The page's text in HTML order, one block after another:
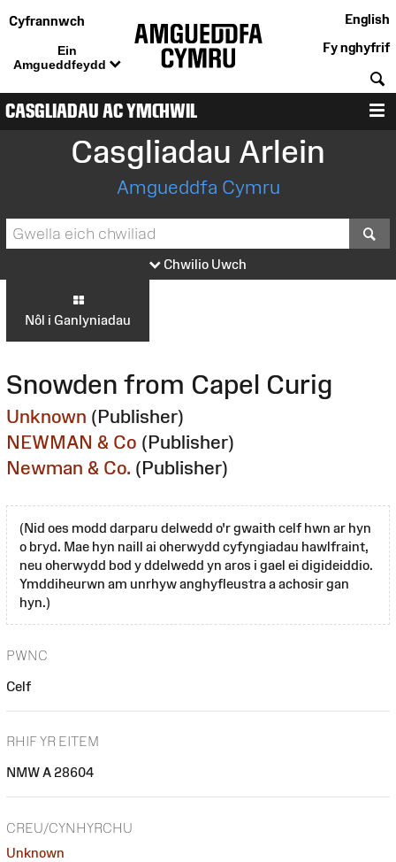
Cyfrannwch
Ein
Amgueddfeydd
English
Fy nghyfrif
CASGLIADAU AC YMCHWIL
Casgliadau Arlein
Amgueddfa Cymru
Chwilio Uwch
Nôl i Ganlyniadau
Snowden from Capel Curig
Unknown (Publisher)
NEWMAN & Co (Publisher)
Newman & Co. (Publisher)
(Nid oes modd darparu delwedd o'r gwaith celf hwn ar hyn
o bryd. Mae hyn naill ai oherwydd cyfyngiadau hawlfraint,
neu oherwydd bod y ddelwedd yn aros i gael ei digideiddio.
Ymddiheurwn am unrhyw anghyfleustra a achosir gan
hyn.)
PWNC
Celf
RHIF YR EITEM
NMW A 28604
CREU/CYNHYRCHU
Unknown